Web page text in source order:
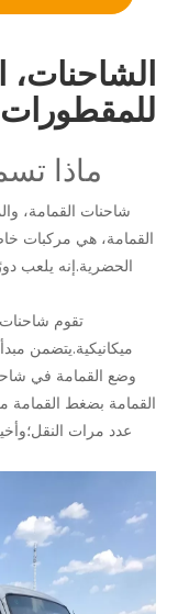
الشاحنات،
للمقطورات
ماذا
شاحنات القمامة،
القمامة، هي مركبات
الحضرية.إنه يلعب
تقوم
ميكانيكية.يتضمن
وضع القمامة في
القمامة بضغط القمامة
عدد مرات